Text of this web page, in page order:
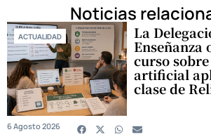
Noticias
ACTUALIDAD La
Enseñanza
curso
artificial
clase de
6 Agosto 2026